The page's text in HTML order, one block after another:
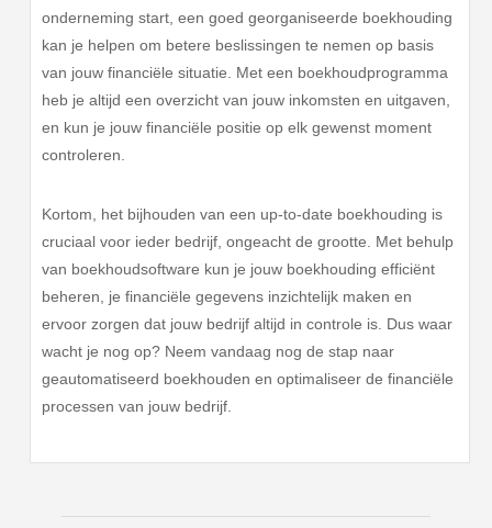
onderneming start, een goed georganiseerde boekhouding
kan je helpen om betere beslissingen te nemen op basis
van jouw financiële situatie. Met een boekhoudprogramma
heb je altijd een overzicht van jouw inkomsten en uitgaven,
en kun je jouw financiële positie op elk gewenst moment
controleren.
Kortom, het bijhouden van een up-to-date boekhouding is
cruciaal voor ieder bedrijf, ongeacht de grootte. Met behulp
van boekhoudsoftware kun je jouw boekhouding efficiënt
beheren, je financiële gegevens inzichtelijk maken en
ervoor zorgen dat jouw bedrijf altijd in controle is. Dus waar
wacht je nog op? Neem vandaag nog de stap naar
geautomatiseerd boekhouden en optimaliseer de financiële
processen van jouw bedrijf.